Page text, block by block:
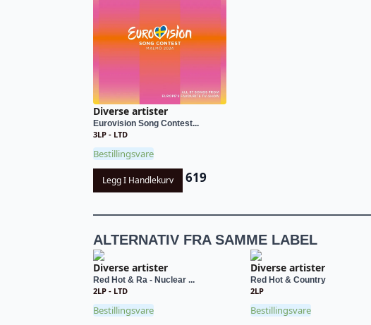
Diverse artister
Eurovision Song Contest...
3LP - LTD
Bestillingsvare
Legg I Handlekurv 619
ALTERNATIV FRA SAMME LABEL
Diverse artister
Red Hot & Ra - Nuclear ...
2LP - LTD
Bestillingsvare
Diverse artister
Red Hot & Country
2LP
Bestillingsvare